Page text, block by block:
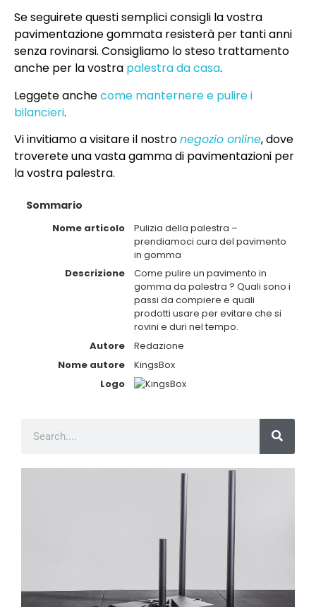
Se seguirete questi semplici consigli la vostra
pavimentazione gommata resisterà per tanti anni
senza rovinarsi. Consigliamo lo steso trattamento
anche per la vostra palestra da casa.
Leggete anchecome manternere e pulire i
bilancieri.
Vi invitiamo a visitare il nostronegozio online, dove
troverete una vasta gamma di pavimentazioni per
la vostra palestra.
Sommario
Nome articolo
Pulizia della palestra –
prendiamoci cura del pavimento
in gomma
Descrizione
Come pulire un pavimento in
gomma da palestra ? Quali sono i
passi da compiere e quali
prodotti usare per evitare che si
rovini e duri nel tempo.
Autore
Redazione
Nome autore
KingsBox
Logo